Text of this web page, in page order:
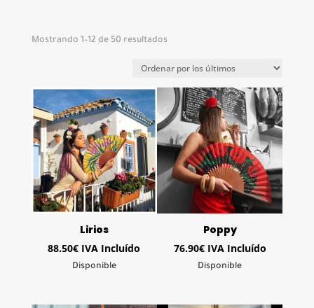
Mostrando 1–12 de 50 resultadosOrdenado
los
últimos
Lirios
88.50€ IVA Incluído
Disponible
Poppy
76.90€ IVA Incluído
Disponible